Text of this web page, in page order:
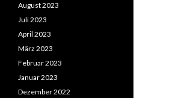
August 2023
Juli 2023
April 2023
März 2023
Februar 2023
Januar 2023
Dezember 2022